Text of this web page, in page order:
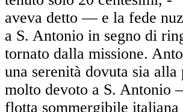
aveva detto — e la fede
a S. Antonio in segno di
tornato dalla missione.
una serenità dovuta sia
molto devoto a S. Antonio
flotta sommergibile italiana